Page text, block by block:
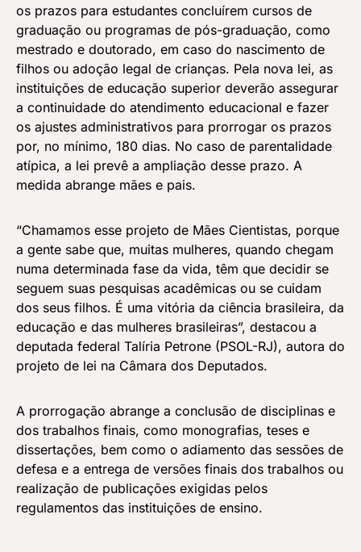
os prazos para estudantes concluírem cursos de
graduação ou programas de pós-graduação, como
mestrado e doutorado, em caso do nascimento de
filhos ou adoção legal de crianças. Pela nova lei, as
instituições de educação superior deverão assegurar
a continuidade do atendimento educacional e fazer
os ajustes administrativos para prorrogar os prazos
por, no mínimo, 180 dias. No caso de parentalidade
atípica, a lei prevê a ampliação desse prazo. A
medida abrange mães e pais.
“Chamamos esse projeto de Mães Cientistas, porque
a gente sabe que, muitas mulheres, quando chegam
numa determinada fase da vida, têm que decidir se
seguem suas pesquisas acadêmicas ou se cuidam
dos seus filhos. É uma vitória da ciência brasileira, da
educação e das mulheres brasileiras”, destacou a
deputada federal Talíria Petrone (PSOL-RJ), autora do
projeto de lei na Câmara dos Deputados.
A prorrogação abrange a conclusão de disciplinas e
dos trabalhos finais, como monografias, teses e
dissertações, bem como o adiamento das sessões de
defesa e a entrega de versões finais dos trabalhos ou
realização de publicações exigidas pelos
regulamentos das instituições de ensino.